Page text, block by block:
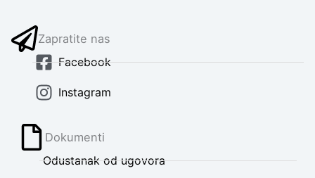
Zapratite nas
Facebook
Instagram
Dokumenti
Odustanak od ugovora